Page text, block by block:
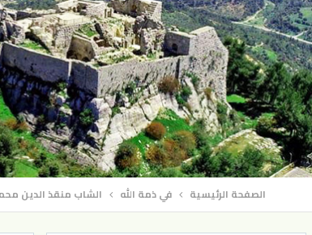
الصفحة الرئيسية في ذمة الله الشاب منقذ الدين